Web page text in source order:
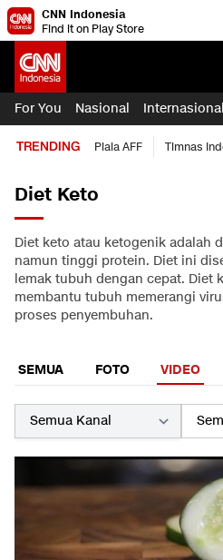
CNN Indonesia
Find it on Play Store
For You Nasional Internasional
TRENDING Piala AFF Timnas
Diet Keto
Diet keto atau ketogenik adalah
namun tinggi protein. Diet ini
lemak tubuh dengan cepat. Diet
membantu tubuh memerangi
proses penyembuhan.
SEMUA FOTO VIDEO